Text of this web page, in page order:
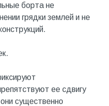
борта не
грядки землей и не
ее сдвигу
существенно